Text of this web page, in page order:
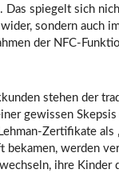
Das spiegelt sich
sondern auch
der NFC-
stehen der
gewissen
Zertifikate als
bekamen, werden
ihre Kinder